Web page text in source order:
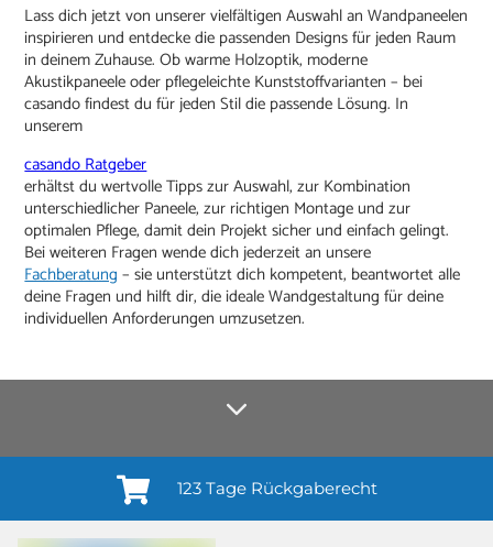
Lass dich jetzt von unserer vielfältigen Auswahl an Wandpaneelen
inspirieren und entdecke die passenden Designs für jeden Raum
in deinem Zuhause. Ob warme Holzoptik, moderne
Akustikpaneele oder pflegeleichte Kunststoffvarianten – bei
casando findest du für jeden Stil die passende Lösung. In
unserem
casando Ratgeber
erhältst du wertvolle Tipps zur Auswahl, zur Kombination
unterschiedlicher Paneele, zur richtigen Montage und zur
optimalen Pflege, damit dein Projekt sicher und einfach gelingt.
Bei weiteren Fragen wende dich jederzeit an unsere
Fachberatung – sie unterstützt dich kompetent, beantwortet alle
deine Fragen und hilft dir, die ideale Wandgestaltung für deine
individuellen Anforderungen umzusetzen.
Anmelden¹
123 Tage Rückgaberecht